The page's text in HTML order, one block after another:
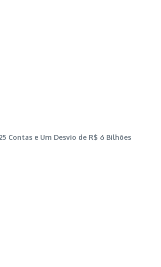
Contas e Um Desvio de R$ 6 Bilhões